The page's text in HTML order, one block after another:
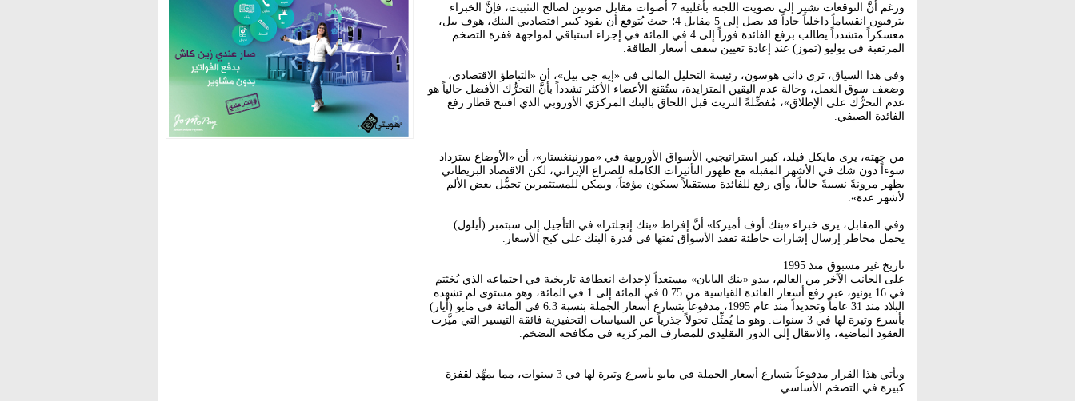
ورغم أنَّ التوقعات تشير إلى تصويت اللجنة بأغلبية 7 أصوات مقابل صوتين لصالح التثبيت، فإنَّ الخبراء
يترقبون انقساماً داخلياً حاداً قد يصل إلى 5 مقابل 4؛ حيث يُتوقع أن يقود كبير اقتصاديي البنك، هوف بيل،
معسكراً متشدداً يطالب برفع الفائدة فوراً إلى 4 في المائة في إجراء استباقي لمواجهة قفزة التضخم
المرتقبة في يوليو (تموز) عند إعادة تعيين سقف أسعار الطاقة.
وفي هذا السياق، ترى داني هوسون، رئيسة التحليل المالي في «إيه جي بيل»، أن «التباطؤ الاقتصادي،
وضعف سوق العمل، وحالة عدم اليقين المتزايدة، ستُقنع الأعضاء الأكثر تشدداً بأنَّ التحرُّك الأفضل حالياً هو
عدم التحرُّك على الإطلاق»، مُفضِّلةً التريث قبل اللحاق بالبنك المركزي الأوروبي الذي افتتح قطار رفع
الفائدة الصيفي.
من جهته، يرى مايكل فيلد، كبير استراتيجيي الأسواق الأوروبية في «مورنينغستار»، أن «الأوضاع ستزداد
سوءاً دون شك في الأشهر المقبلة مع ظهور التأثيرات الكاملة للصراع الإيراني، لكن الاقتصاد البريطاني
يظهر مرونةً نسبيةً حالياً، وأي رفع للفائدة مستقبلاً سيكون مؤقتاً، ويمكن للمستثمرين تحمُّل بعض الألم
لأشهر عدة».
وفي المقابل، يرى خبراء «بنك أوف أميركا» أنَّ إفراط «بنك إنجلترا» في التأجيل إلى سبتمبر (أيلول)
يحمل مخاطر إرسال إشارات خاطئة تفقد الأسواق ثقتها في قدرة البنك على كبح الأسعار.
تاريخ غير مسبوق منذ 1995
على الجانب الآخر من العالم، يبدو «بنك اليابان» مستعداً لإحداث انعطافة تاريخية في اجتماعه الذي يُختَتم
في 16 يونيو، عبر رفع أسعار الفائدة القياسية من 0.75 في المائة إلى 1 في المائة، وهو مستوى لم تشهده
البلاد منذ 31 عاماً وتحديداً منذ عام 1995، مدفوعاً بتسارع أسعار الجملة بنسبة 6.3 في المائة في مايو (أيار)
بأسرع وتيرة لها في 3 سنوات. وهو ما يُمثِّل تحولاً جذرياً عن السياسات التحفيزية فائقة التيسير التي ميَّزت
العقود الماضية، والانتقال إلى الدور التقليدي للمصارف المركزية في مكافحة التضخم.
ويأتي هذا القرار مدفوعاً بتسارع أسعار الجملة في مايو بأسرع وتيرة لها في 3 سنوات، مما يمهِّد لقفزة
كبيرة في التضخم الأساسي.